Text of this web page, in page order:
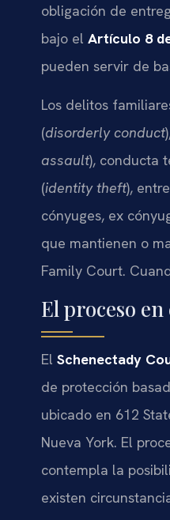
obligación de
bajo el Artículo 8
pueden servir de
Los delitos
(disorderly conduct
assault), conducta
(identity theft),
cónyuges, ex
que mantienen o
Family Court.
El proceso
El Schenectady
de protección
ubicado en 612
Nueva York. El
contempla la
existen